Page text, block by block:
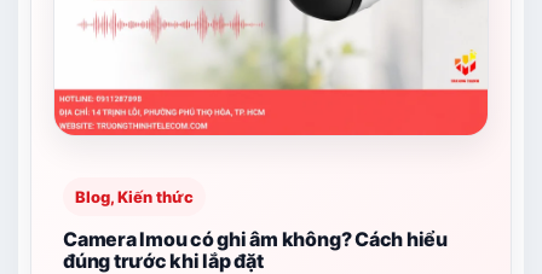
Blog, Kiến thức
Camera Imou có ghi âm không? Cách hiểu
đúng trước khi lắp đặt